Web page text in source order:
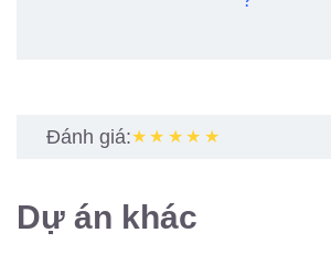
Đánh giá:★★★★★
Dự án khác